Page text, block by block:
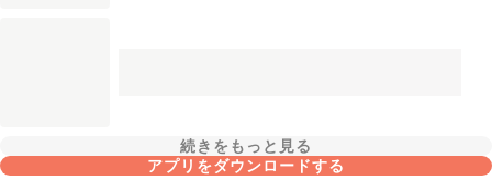
続きをもっと見る
アプリをダウンロードする